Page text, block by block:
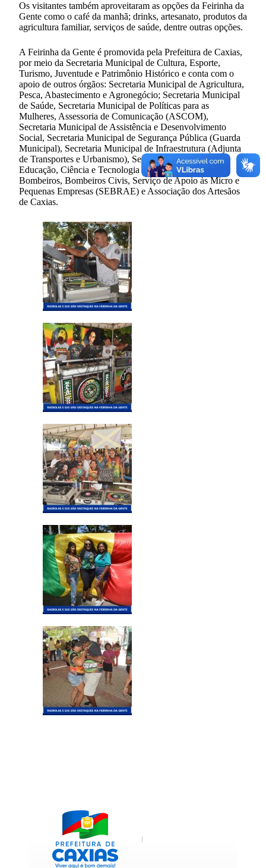
Os visitantes também aproveitaram as opções da Feirinha da
Gente como o café da manhã; drinks, artesanato, produtos da
agricultura familiar, serviços de saúde, dentre outras opções.
A Feirinha da Gente é promovida pela Prefeitura de Caxias,
por meio da Secretaria Municipal de Cultura, Esporte,
Turismo, Juventude e Patrimônio Histórico e conta com o
apoio de outros órgãos: Secretaria Municipal de Agricultura,
Pesca, Abastecimento e Agronegócio; Secretaria Municipal
de Saúde, Secretaria Municipal de Políticas para as
Mulheres, Assessoria de Comunicação (ASCOM),
Secretaria Municipal de Assistência e Desenvolvimento
Social, Secretaria Municipal de Segurança Pública (Guarda
Municipal), Secretaria Municipal de Infraestrutura (Adjunta
de Transportes e Urbanismo), Secretaria Municipal de
Educação, Ciência e Tecnologia (SEMECT), Corpo de
Bombeiros, Bombeiros Civis, Serviço de Apoio às Micro e
Pequenas Empresas (SEBRAE) e Associação dos Artesãos
de Caxias.